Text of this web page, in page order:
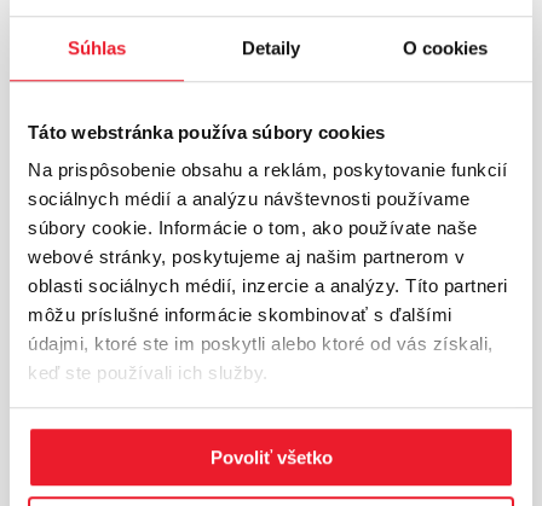
Súhlas Detaily O cookies
Táto webstránka používa súbory cookies
Na prispôsobenie obsahu a reklám, poskytovanie funkcií
sociálnych médií a analýzu návštevnosti používame
súbory cookie. Informácie o tom, ako používate naše
webové stránky, poskytujeme aj našim partnerom v
oblasti sociálnych médií, inzercie a analýzy. Títo partneri
môžu príslušné informácie skombinovať s ďalšími
údajmi, ktoré ste im poskytli alebo ktoré od vás získali,
keď ste používali ich služby.
Povoliť všetko
získaní je možné žiadať o stavebné povolenie. V
prípade, že váš pozemok nie je zahrnutý v územnom
AKÉ INŽINIERSKE SIETE BY SA
MALI NACHÁDZAŤ NA
POZEMKU?
Medzi inžinierske siete patria:
- plyn